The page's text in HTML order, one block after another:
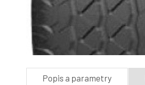
Popis a parametry